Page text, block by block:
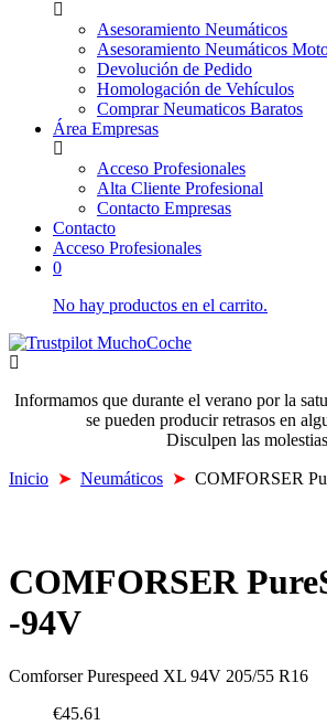
Asesoramiento Neumáticos
Asesoramiento Neumáticos
Devolución de Pedido
Homologación de Vehículos
Comprar Neumaticos Baratos
Área Empresas
Acceso Profesionales
Alta Cliente Profesional
Contacto Empresas
Contacto
Acceso Profesionales
0
No hay productos en el carrito.
Informamos que durante el verano por la
se pueden producir retrasos en
Disculpen las molestias
Inicio ➤ Neumáticos ➤ COMFORSER
COMFORSER
-94V
Comforser Purespeed XL 94V 205/55 R16
€45.61